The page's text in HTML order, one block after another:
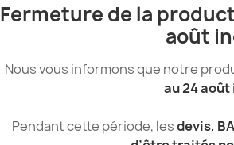
Fermeture de la
août
Nous vous informons que notre
au 24
Pendant cette période, lesdevis,